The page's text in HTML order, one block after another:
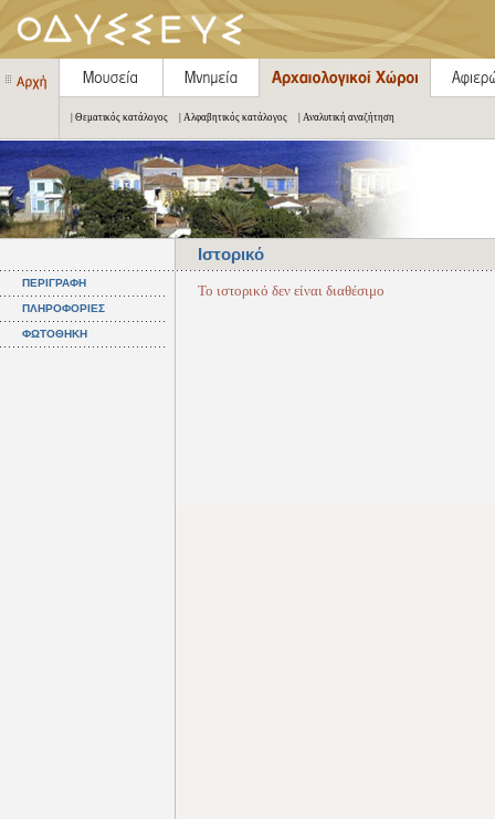
| Θεματικός κατάλογος | Αλφαβητικός κατάλογος | Αναλυτική αναζήτηση
Ιστορικό
ΠΕΡΙΓΡΑΦΗ
ΠΛΗΡΟΦΟΡΙΕΣ
ΦΩΤΟΘΗΚΗ
Το ιστορικό δεν είναι διαθέσιμο